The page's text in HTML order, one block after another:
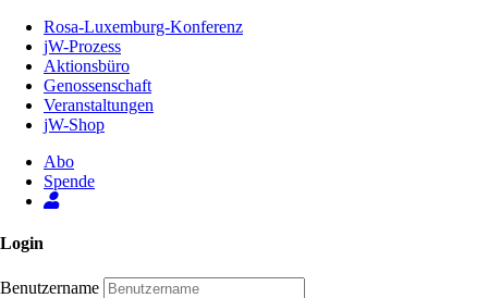
Inhalt
Seite
Rosa-Luxemburg-Konferenz
jW-Prozess
Aktionsbüro
Genossenschaft
Veranstaltungen
jW-Shop
Abo
Spende
Login
Benutzername